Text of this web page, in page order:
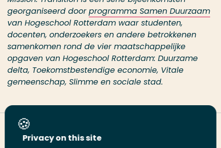
georganiseerd doorprogramma Samen Duurzaam
van Hogeschool Rotterdam waar studenten,
docenten, onderzoekers en andere betrokkenen
samenkomen rond de vier maatschappelijke
opgaven van Hogeschool Rotterdam: Duurzame
delta, Toekomstbestendige economie, Vitale
gemeenschap, Slimme en sociale stad.
Deel deze pagina
Privacy on this site